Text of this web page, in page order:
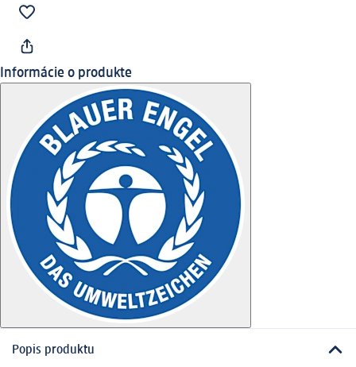
Informácie o produkte
Popis produktu